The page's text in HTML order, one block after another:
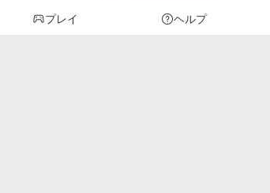
プレイ ヘルプ